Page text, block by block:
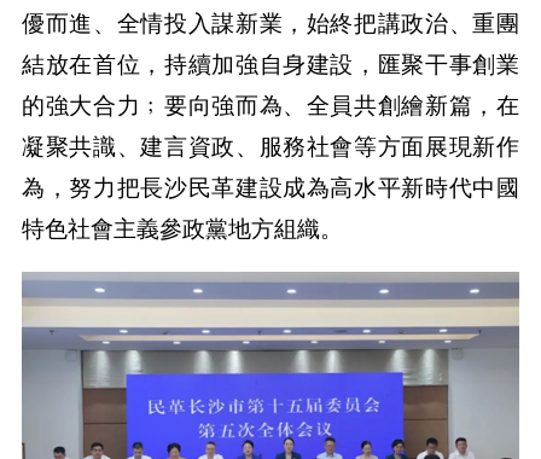
優而進、全情投入謀新業，始終把講政治、重團
結放在首位，持續加強自身建設，匯聚干事創業
的強大合力﹔要向強而為、全員共創繪新篇，在
凝聚共識、建言資政、服務社會等方面展現新作
為，努力把長沙民革建設成為高水平新時代中國
特色社會主義參政黨地方組織。